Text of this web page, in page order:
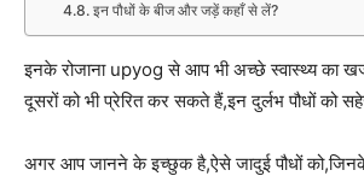
इन पौधों के बीज और जड़ें कहाँ से लें?
इनके रोजाना upyog से आप भी अच्छे स्वास्थ्य का
दूसरों को भी प्रेरित कर सकते हैं,इन दुर्लभ पौधों को
अगर आप जानने के इच्छुक है,ऐसे जादुई पौधों